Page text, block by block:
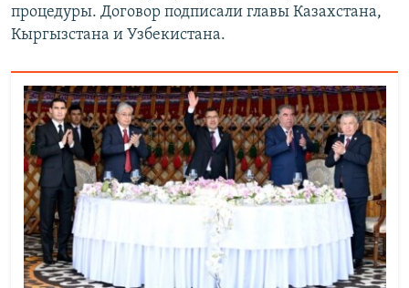
процедуры. Договор подписали главы Казахстана,
Кыргызстана и Узбекистана.